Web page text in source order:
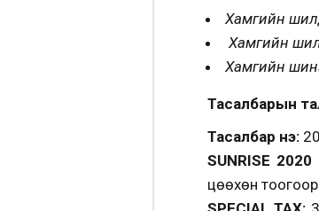
Хамгийн
Хамгийн
Хамгийн
Тасалбарын
Тасалбар үнэ:
SUNRISE 2020
цөөхөн